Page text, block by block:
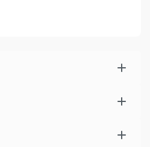
perfekter Sitz, hoher